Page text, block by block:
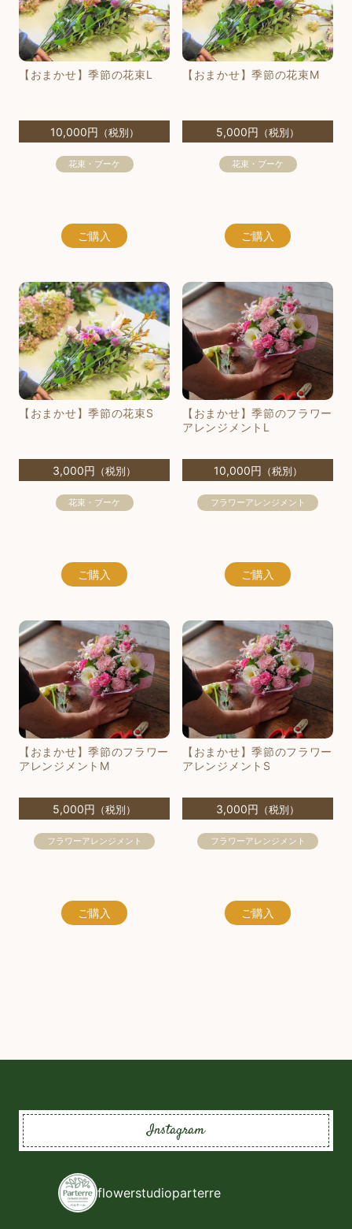
【おまかせ】季節の花束L
10,000円 （税別）
花束・ブーケ
ご購入
【おまかせ】季節の花束M
5,000円 （税別）
花束・ブーケ
ご購入
【おまかせ】季節の花束S
3,000円 （税別）
花束・ブーケ
ご購入
【おまかせ】季節のフラワー
アレンジメントL
10,000円 （税別）
フラワーアレンジメント
ご購入
【おまかせ】季節のフラワー
アレンジメントM
5,000円 （税別）
フラワーアレンジメント
ご購入
【おまかせ】季節のフラワー
アレンジメントS
3,000円 （税別）
フラワーアレンジメント
ご購入
Instagram
flowerstudioparterre